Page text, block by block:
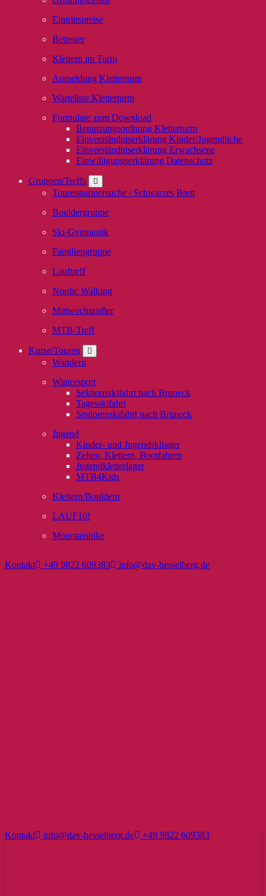
Eintrittspreise
Betreuer
Klettern im Turm
Anmeldung Kletterturm
Warteliste Kletterturm
Formulare zum Download
Benutzungsordnung Kletterturm
Einverständniserklärung Kinder/Jugendliche
Einverständniserklärung Erwachsene
Einwilligungserklärung Datenschutz
Gruppen/Treffs
Tourenpartnersuche / Schwarzes Brett
Bouldergruppe
Ski-Gymnastik
Familiengruppe
Lauftreff
Nordic Walking
Mittwochsradler
MTB-Treff
Kurse/Touren
Wandern
Wintersport
Sektionsskifahrt nach Bruneck
Tagesskifahrt
Seniorenskifahrt nach Bruneck
Jugend
Kinder- und Jugendskilager
Zelten, Klettern, Bootfahren
Jugendkletterlager
MTB4Kids
Klettern/Bouldern
LAUF10!
Mountainbike
Kontakt +49 9822 609383 info@dav-hesselberg.de
Kontakt info@dav-hesselberg.de +49 9822 609383